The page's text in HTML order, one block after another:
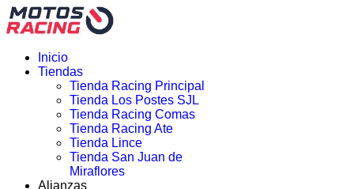
Inicio
Tiendas
Tienda Racing Principal
Tienda Los Postes SJL
Tienda Racing Comas
Tienda Racing Ate
Tienda Lince
Tienda San Juan de
Miraflores
Alianzas